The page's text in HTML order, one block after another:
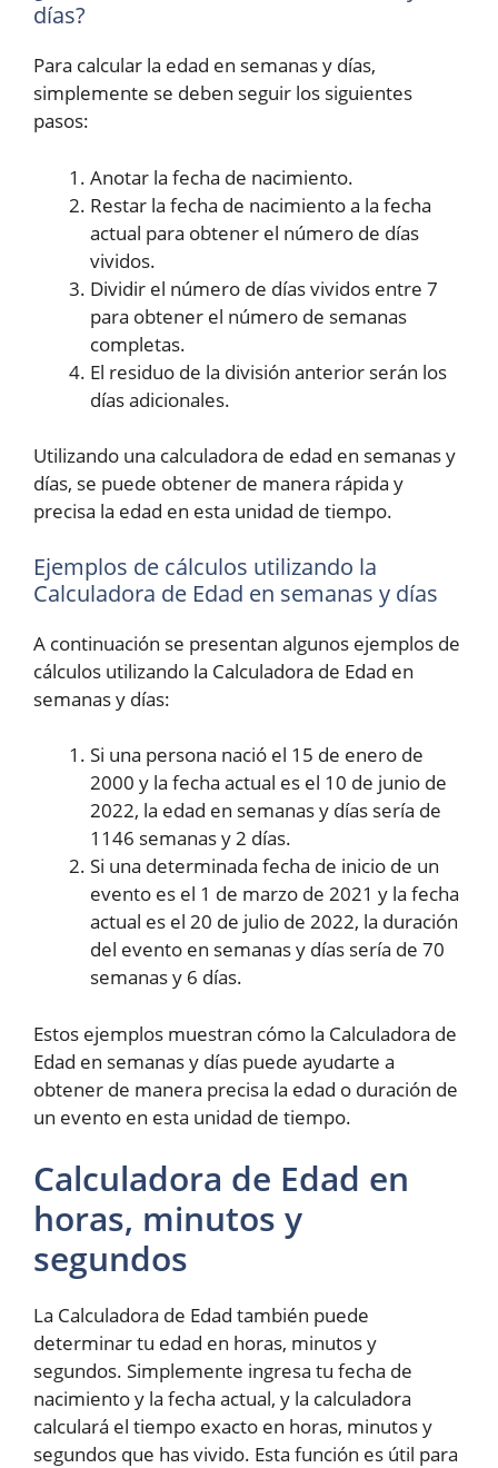
días?
Para calcular la edad en semanas y días,
simplemente se deben seguir los siguientes
pasos:
Anotar la fecha de nacimiento.
Restar la fecha de nacimiento a la fecha
actual para obtener el número de días
vividos.
Dividir el número de días vividos entre 7
para obtener el número de semanas
completas.
El residuo de la división anterior serán los
días adicionales.
Utilizando una calculadora de edad en semanas y
días, se puede obtener de manera rápida y
precisa la edad en esta unidad de tiempo.
Ejemplos de cálculos utilizando la
Calculadora de Edad en semanas y días
A continuación se presentan algunos ejemplos de
cálculos utilizando la Calculadora de Edad en
semanas y días:
Si una persona nació el 15 de enero de
2000 y la fecha actual es el 10 de junio de
2022, la edad en semanas y días sería de
1146 semanas y 2 días.
Si una determinada fecha de inicio de un
evento es el 1 de marzo de 2021 y la fecha
actual es el 20 de julio de 2022, la duración
del evento en semanas y días sería de 70
semanas y 6 días.
Estos ejemplos muestran cómo la Calculadora de
Edad en semanas y días puede ayudarte a
obtener de manera precisa la edad o duración de
un evento en esta unidad de tiempo.
Calculadora de Edad en
horas, minutos y
segundos
La Calculadora de Edad también puede
determinar tu edad en horas, minutos y
segundos. Simplemente ingresa tu fecha de
nacimiento y la fecha actual, y la calculadora
calculará el tiempo exacto en horas, minutos y
segundos que has vivido. Esta función es útil para